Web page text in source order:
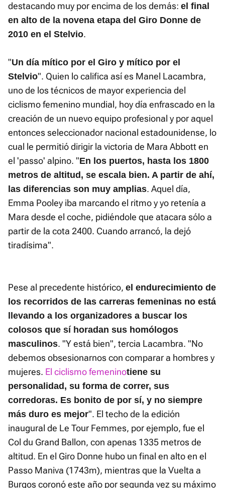
destacando muy por encima de los demás: el final
en alto de la novena etapa del Giro Donne de
2010 en el Stelvio.
"Un día mítico por el Giro y mítico por el
Stelvio". Quien lo califica así es Manel Lacambra,
uno de los técnicos de mayor experiencia del
ciclismo femenino mundial, hoy día enfrascado en la
creación de un nuevo equipo profesional y por aquel
entonces seleccionador nacional estadounidense, lo
cual le permitió dirigir la victoria de Mara Abbott en
el 'passo' alpino. "En los puertos, hasta los 1800
metros de altitud, se escala bien. A partir de ahí,
las diferencias son muy amplias. Aquel día,
Emma Pooley iba marcando el ritmo y yo retenía a
Mara desde el coche, pidiéndole que atacara sólo a
partir de la cota 2400. Cuando arrancó, la dejó
tiradísima".
Pese al precedente histórico, el endurecimiento de
los recorridos de las carreras femeninas no está
llevando a los organizadores a buscar los
colosos que sí horadan sus homólogos
masculinos. "Y está bien", tercia Lacambra. "No
debemos obsesionarnos con comparar a hombres y
mujeres. El ciclismo femeninotiene su
personalidad, su forma de correr, sus
corredoras. Es bonito de por sí, y no siempre
más duro es mejor". El techo de la edición
inaugural de Le Tour Femmes, por ejemplo, fue el
Col du Grand Ballon, con apenas 1335 metros de
altitud. En el Giro Donne hubo un final en alto en el
Passo Maniva (1743m), mientras que la Vuelta a
Burgos coronó este año por segunda vez su máximo